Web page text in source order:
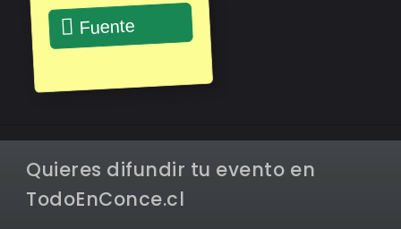
Fuente
Quieres difundir tu evento en
TodoEnConce.cl